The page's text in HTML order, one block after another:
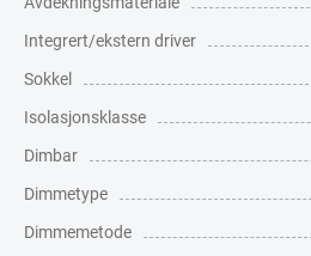
Integrert/ekstern driver
Sokkel
Isolasjonsklasse
Dimbar
Dimmetype
Dimmemetode